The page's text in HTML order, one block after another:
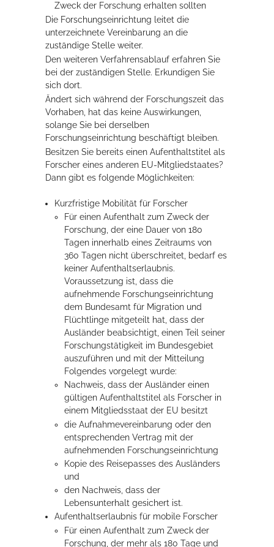
Zweck der Forschung erhalten sollten
Die Forschungseinrichtung leitet die
unterzeichnete Vereinbarung an die
zuständige Stelle weiter.
Den weiteren Verfahrensablauf erfahren Sie
bei der zuständigen Stelle. Erkundigen Sie
sich dort.
Ändert sich während der Forschungszeit das
Vorhaben, hat das keine Auswirkungen,
solange Sie bei derselben
Forschungseinrichtung beschäftigt bleiben.
Besitzen Sie bereits einen Aufenthaltstitel als
Forscher eines anderen EU-Mitgliedstaates?
Dann gibt es folgende Möglichkeiten:
Kurzfristige Mobilität für Forscher
Für einen Aufenthalt zum Zweck der
Forschung, der eine Dauer von 180
Tagen innerhalb eines Zeitraums von
360 Tagen nicht überschreitet, bedarf es
keiner Aufenthaltserlaubnis.
Voraussetzung ist, dass die
aufnehmende Forschungseinrichtung
dem Bundesamt für Migration und
Flüchtlinge mitgeteilt hat, dass der
Ausländer beabsichtigt, einen Teil seiner
Forschungstätigkeit im Bundesgebiet
auszuführen und mit der Mitteilung
Folgendes vorgelegt wurde:
Nachweis, dass der Ausländer einen
gültigen Aufenthaltstitel als Forscher in
einem Mitgliedsstaat der EU besitzt
die Aufnahmevereinbarung oder den
entsprechenden Vertrag mit der
aufnehmenden Forschungseinrichtung
Kopie des Reisepasses des Ausländers
und
den Nachweis, dass der
Lebensunterhalt gesichert ist.
Aufenthaltserlaubnis für mobile Forscher
Für einen Aufenthalt zum Zweck der
Forschung, der mehr als 180 Tage und